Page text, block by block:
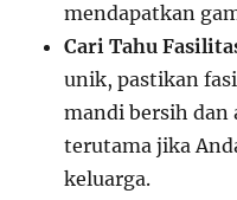
mendapatkan
Cari Tahu
unik, pastikan
mandi bersih dan
terutama jika
keluarga.